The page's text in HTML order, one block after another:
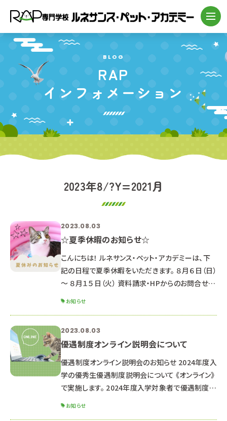
BLOG
RAP
インフォメーション
2023年8/?Y=2021月
2023.08.03
☆夏季休暇のお知らせ☆
こんにちは！ ルネサンス・ペット・アカデミーは、下
記の日程で夏季休暇をいただきます。 ８月６日（日）
～ ８月１５日（火） 資料請求・HPからのお問合せの
LINEでのお問合せ・オープンキャンパス申込 優遇
制度オンライン説明会の申込は受付しています♪
返信が遅くなる可能性もありますが、ご了承くださ
い。 皆さん熱中症には気を付けましょう！ 夏休み中
の8/26
お知らせ
2023.08.03
優遇制度オンライン説明会について
優遇制度オンライン説明会のお知らせ 2024年度入
学の優秀生優遇制度説明会について 《オンライン》
で実施します。 2024年度入学対象者で優遇制度受
お知らせ